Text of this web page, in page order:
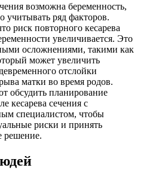
возможна беременность,
учитывать ряд факторов.
риск повторного кесарева
увеличивается. Это
осложнениями, такими как
может увеличить
отслойки
матки во время родов.
обсудить планирование
кесарева сечения с
специалистом, чтобы
риски и принять
решение.